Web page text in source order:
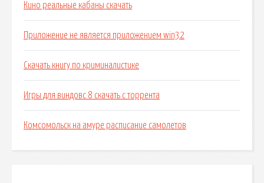
Кино реальные кабаны скачать
Приложение не является приложением win32
Скачать книгу по криминалистике
Игры для виндовс 8 скачать с торрента
Комсомольск на амуре расписание самолетов